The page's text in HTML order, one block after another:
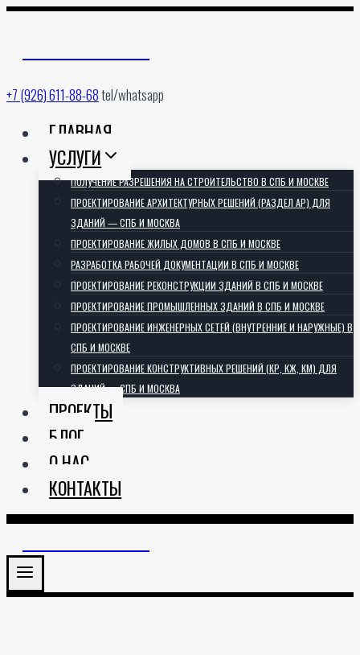
Перейти
содержимому
+7 (926) 611-88-68tel/whatsapp
ГЛАВНАЯ
УСЛУГИ
ПОЛУЧЕНИЕ РАЗРЕШЕНИЯ НА СТРОИТЕЛЬСТВО В СПБ И МОСКВЕ
ПРОЕКТИРОВАНИЕ АРХИТЕКТУРНЫХ РЕШЕНИЙ (РАЗДЕЛ АР) ДЛЯ
ЗДАНИЙ — СПБ И МОСКВА
ПРОЕКТИРОВАНИЕ ЖИЛЫХ ДОМОВ В СПБ И МОСКВЕ
РАЗРАБОТКА РАБОЧЕЙ ДОКУМЕНТАЦИИ В СПБ И МОСКВЕ
ПРОЕКТИРОВАНИЕ РЕКОНСТРУКЦИИ ЗДАНИЙ В СПБ И МОСКВЕ
ПРОЕКТИРОВАНИЕ ПРОМЫШЛЕННЫХ ЗДАНИЙ В СПБ И МОСКВЕ
ПРОЕКТИРОВАНИЕ ИНЖЕНЕРНЫХ СЕТЕЙ (ВНУТРЕННИЕ И НАРУЖНЫЕ) В
СПБ И МОСКВЕ
ПРОЕКТИРОВАНИЕ КОНСТРУКТИВНЫХ РЕШЕНИЙ (КР, КЖ, КМ) ДЛЯ
ЗДАНИЙ — СПБ И МОСКВА
ПРОЕКТЫ
БЛОГ
О НАС
КОНТАКТЫ